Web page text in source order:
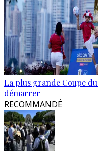
La plus grande Coupe
démarrer
RECOMMANDÉ